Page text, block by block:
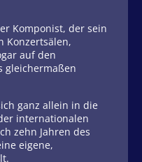
Komponist, der sein
Konzertsälen,
auf den
gleichermaßen
ganz allein in die
internationalen
zehn Jahren des
eigene,